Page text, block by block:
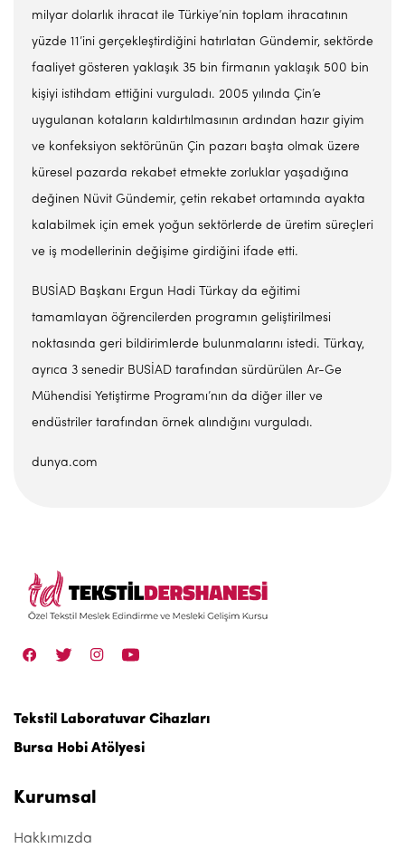
milyar dolarlık ihracat ile Türkiye’nin toplam ihracatının
yüzde 11’ini gerçekleştirdiğini hatırlatan Gündemir, sektörde
faaliyet gösteren yaklaşık 35 bin firmanın yaklaşık 500 bin
kişiyi istihdam ettiğini vurguladı. 2005 yılında Çin’e
uygulanan kotaların kaldırtılmasının ardından hazır giyim
ve konfeksiyon sektörünün Çin pazarı başta olmak üzere
küresel pazarda rekabet etmekte zorluklar yaşadığına
değinen Nüvit Gündemir, çetin rekabet ortamında ayakta
kalabilmek için emek yoğun sektörlerde de üretim süreçleri
ve iş modellerinin değişime girdiğini ifade etti.
BUSİAD Başkanı Ergun Hadi Türkay da eğitimi
tamamlayan öğrencilerden programın geliştirilmesi
noktasında geri bildirimlerde bulunmalarını istedi. Türkay,
ayrıca 3 senedir BUSİAD tarafından sürdürülen Ar-Ge
Mühendisi Yetiştirme Programı’nın da diğer iller ve
endüstriler tarafından örnek alındığını vurguladı.
dunya.com
Tekstil Laboratuvar Cihazları
Bursa Hobi Atölyesi
Kurumsal
Hakkımızda